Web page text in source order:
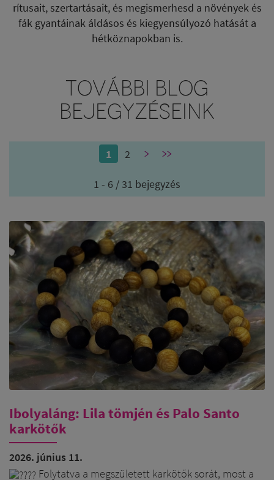
rítusait, szertartásait, és megismerhesd a növények és
fák gyantáinak áldásos és kiegyensúlyozó hatását a
hétköznapokban is.
TOVÁBBI BLOG
BEJEGYZÉSEINK
1 2 > >>
1 - 6 / 31 bejegyzés
Ibolyaláng: Lila tömjén és Palo Santo
karkötők
2026. június 11.
Folytatva a megszületett karkötők sorát, most a